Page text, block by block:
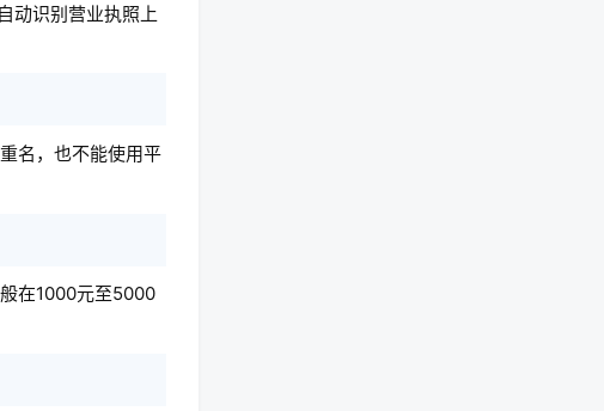
动识别营业执照上
名，也不能使用平
在1000元至5000